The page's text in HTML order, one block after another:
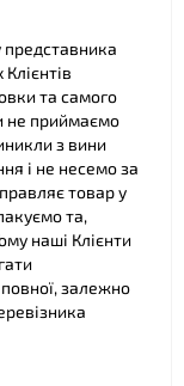
представника
та самого
не приймаємо
з вини
і не несемо за
товар у
та,
наші Клієнти
залежно